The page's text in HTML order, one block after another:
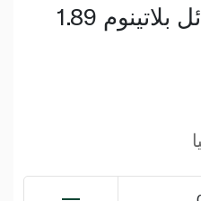
كلوركس مبيّض سائل بلاتينوم 1.89